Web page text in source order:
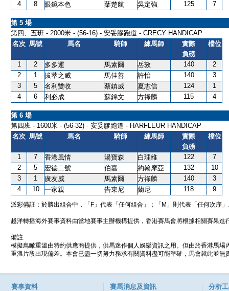
4
8 眼鏡本色 葉楚航 吳定強 125 7
第 5 場
第四、五班 - 2000米 - (56-16) - 安妥膠跑道 - CRECY HANDICAP
名次 馬號 馬名 騎師 練馬師
實際
負磅
檔位
1 2 多多運 馬素爾 岳敦 140
2
2
1 拔萃之威 馬佳善 許怡 140
3
3
5 名利雙收 蔡鎮威 夏志信 124
1
4
6 利必成 蘇錦文 方祿麟 115 4
第 6 場
第四班 - 1600米 - (56-32) - 安妥膠跑道 - HARFLEUR HANDICAP
名次 馬號 馬名 騎師 練馬師
實際
負磅
檔位
1 7 香港風情 湯寶森 白理維 122
7
2
5 宏德二號 伯嘉 約翰摩亞 132
10
3
1 廣友威 馬素爾 方祿麟 140
3
4
10 一家親 告東尼 蘭尼 118 9
派彩備註：於勝出組合中，「F」代表「任何組合」；「M」則代表「任何次序
越洋轉播海外賽事資料由當地賽事主辦機構提供，香港賽馬會將根據相關賽果進
備註:
模擬鳥瞰重溫由特約供應商提供，供馬迷作個人娛樂資訊之用。但由於香港馬
重溫片段出現偏差。本會已盡一切努力務求有關資料盡可能準確，馬會就此並
賽事資料 賽馬消息及資訊 分析